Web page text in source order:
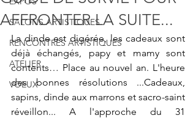
SALONS ARTISTIQUES
RENCONTRES ARTISTIQUES
ATELIER
VOEUX
AFFRONTER LA SUITE...
La dinde est digérée, les cadeaux sont
déjà échangés, papy et mamy sont
contents… Place au nouvel an. L'heure
des bonnes résolutions ...Cadeaux,
sapins, dinde aux marrons et sacro-saint
réveillon... A l'approche du 31